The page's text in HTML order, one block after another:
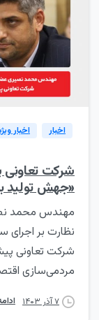
اخبار اخبار
شرکت تعاونی
«جهش تولید
مهندس محمد
شرکت تعاونی
مردمی‌سازی
۷ آذر ۱۴۰۳